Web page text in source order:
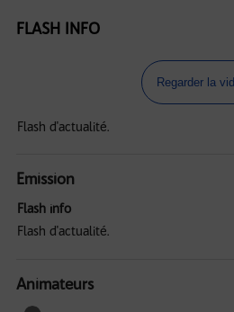
FLASH INFO
Regarder la
Flash d'actualité.
Emission
Flash info
Flash d'actualité.
Animateurs